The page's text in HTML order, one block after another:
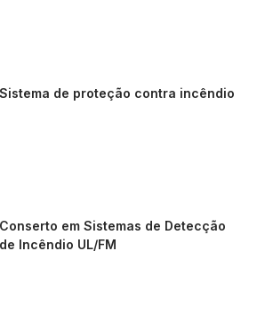
Sistema de proteção contra incêndio
Conserto em Sistemas de Detecção
de Incêndio UL/FM